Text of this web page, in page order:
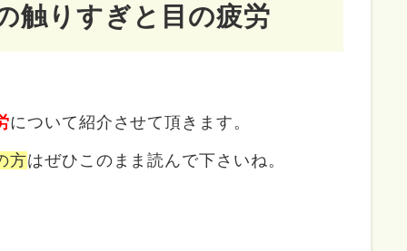
触りすぎと目の疲労
について紹介させて頂きます。
方はぜひこのまま読んで下さいね。